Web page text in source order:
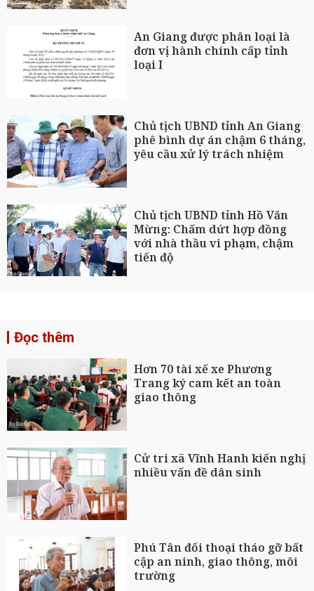
An Giang được phân loại là
đơn vị hành chính cấp tỉnh
loại I
Chủ tịch UBND tỉnh An Giang
phê bình dự án chậm 6 tháng,
yêu cầu xử lý trách nhiệm
Chủ tịch UBND tỉnh Hồ Văn
Mừng: Chấm dứt hợp đồng
với nhà thầu vi phạm, chậm
tiến độ
Đọc thêm
Hơn 70 tài xế xe Phương
Trang ký cam kết an toàn
giao thông
Cử tri xã Vĩnh Hanh kiến nghị
nhiều vấn đề dân sinh
Phú Tân đối thoại tháo gỡ bất
cập an ninh, giao thông, môi
trường